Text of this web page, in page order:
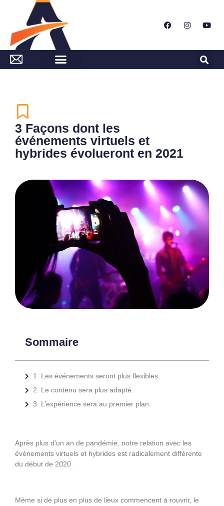
3 Façons dont les
événements virtuels et
hybrides évolueront en 2021
Sommaire
1. Les événements seront plus flexibles.
2. Le contenu sera plus adapté.
3. L’expérience sera au premier plan.
Après plus d’un an de pandémie, notre relation avec les
événements virtuels et hybrides est radicalement différente
du début de 2020.
Même si de plus en plus de lieux commencent à rouvrir, le